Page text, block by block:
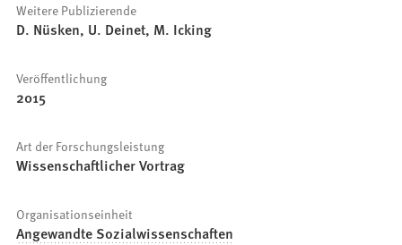
Weitere Publizierende
D. Nüsken, U. Deinet, M. Icking
Veröffentlichung
2015
Art der Forschungsleistung
Wissenschaftlicher Vortrag
Organisationseinheit
Angewandte Sozialwissenschaften